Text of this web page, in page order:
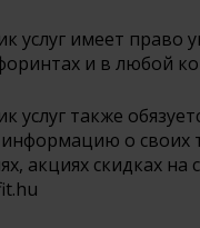
услуг имеет право
и в любой
услуг также
о своих
акциях скидках на